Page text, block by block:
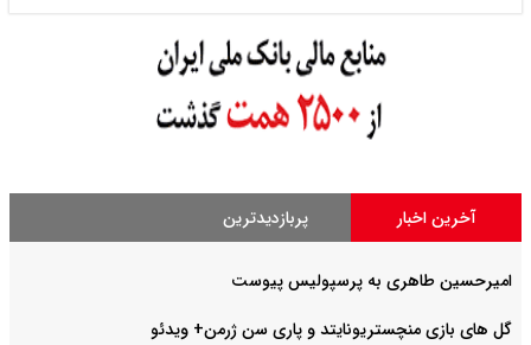
آخرین اخبار پربازدیدترین
امیرحسین طاهری به پرسپولیس پیوست
گل های بازی منچستریونایتد و پاری سن ژرمن+ ویدئو